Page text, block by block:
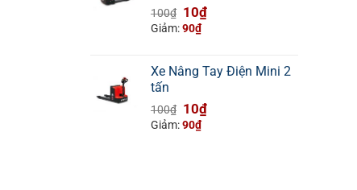
100₫ Giá
gốc
10₫Giá
10₫.
Giảm:90₫
Xe Nâng Tay Điện Mini 2
tấn
100₫ Giá
gốc
10₫Giá
Giảm:90₫